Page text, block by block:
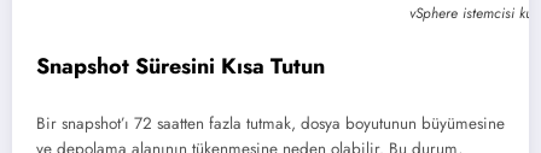
vSphere istemcisi
Snapshot Süresini Kısa Tutun
Bir snapshot’ı 72 saatten fazla tutmak, dosya boyutunun büyümesine
ve depolama alanının tükenmesine neden olabilir. Bu durum,